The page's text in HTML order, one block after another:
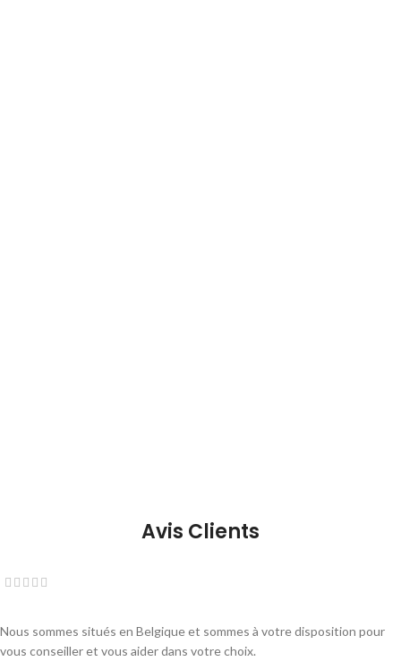
Avis Clients
Nous sommes situés en Belgique et sommes à votre disposition pour
vous conseiller et vous aider dans votre choix.